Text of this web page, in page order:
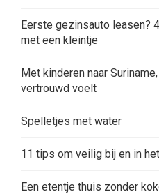
Eerste gezinsauto leasen?
met een kleintje
Met kinderen naar
vertrouwd voelt
Spelletjes met water
11 tips om veilig bij en in
Een etentje thuis zonder